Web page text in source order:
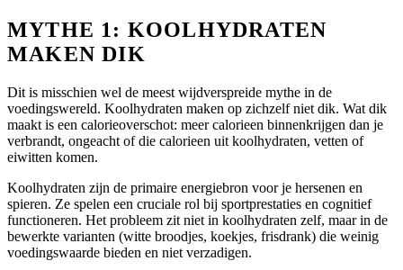
MYTHE 1: KOOLHYDRATEN
MAKEN DIK
Dit is misschien wel de meest wijdverspreide mythe in de
voedingswereld. Koolhydraten maken op zichzelf niet dik. Wat dik
maakt is een calorieoverschot: meer calorieen binnenkrijgen dan je
verbrandt, ongeacht of die calorieen uit koolhydraten, vetten of
eiwitten komen.
Koolhydraten zijn de primaire energiebron voor je hersenen en
spieren. Ze spelen een cruciale rol bij sportprestaties en cognitief
functioneren. Het probleem zit niet in koolhydraten zelf, maar in de
bewerkte varianten (witte broodjes, koekjes, frisdrank) die weinig
voedingswaarde bieden en niet verzadigen.